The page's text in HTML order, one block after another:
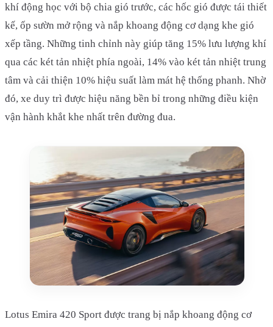
khí động học với bộ chia gió trước, các hốc gió được tái thiết
kế, ốp sườn mở rộng và nắp khoang động cơ dạng khe gió
xếp tầng. Những tinh chỉnh này giúp tăng 15% lưu lượng khí
qua các két tản nhiệt phía ngoài, 14% vào két tản nhiệt trung
tâm và cải thiện 10% hiệu suất làm mát hệ thống phanh. Nhờ
đó, xe duy trì được hiệu năng bền bỉ trong những điều kiện
vận hành khắt khe nhất trên đường đua.
Lotus Emira 420 Sport được trang bị nắp khoang động cơ